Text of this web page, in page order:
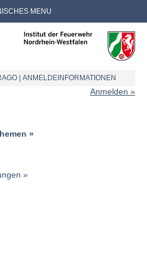
MENU
ANMELDEINFORMATIONEN
Anmelden